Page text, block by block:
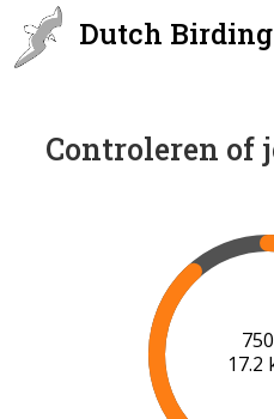
Dutch Birding
Controleren of
17.3